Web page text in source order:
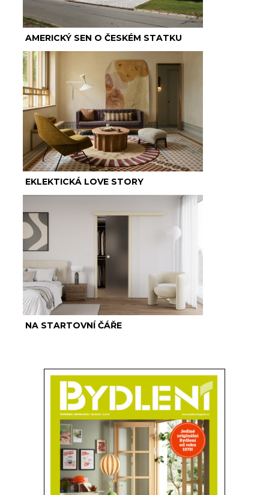
AMERICKÝ SEN O ČESKÉM STATKU
EKLEKTICKÁ LOVE STORY
NA STARTOVNÍ ČÁŘE